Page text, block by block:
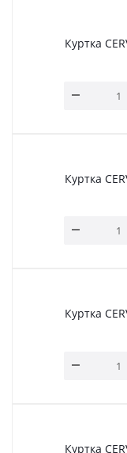
Куртка
Куртка
Куртка
Куртка